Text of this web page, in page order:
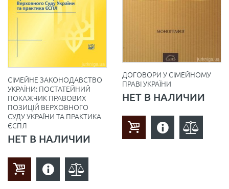
СІМЕЙНЕ ЗАКОНОДАВСТВО
УКРАЇНИ: ПОСТАТЕЙНИЙ
ПОКАЖЧИК ПРАВОВИХ
ПОЗИЦІЙ ВЕРХОВНОГО
СУДУ УКРАЇНИ ТА ПРАКТИКА
ЄСПЛ
НЕТ В НАЛИЧИИ
ДОГОВОРИ У СІМЕЙНОМУ
ПРАВІ УКРАЇНИ
НЕТ В НАЛИЧИИ